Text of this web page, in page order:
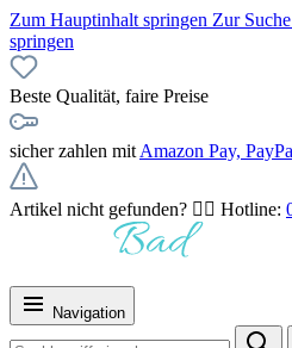
Zum Hauptinhalt springen Zur
springen
Beste Qualität, faire Preise
sicher zahlen mit Amazon Pay,
Artikel nicht gefunden? 👉🏻 Hotline:
Navigation